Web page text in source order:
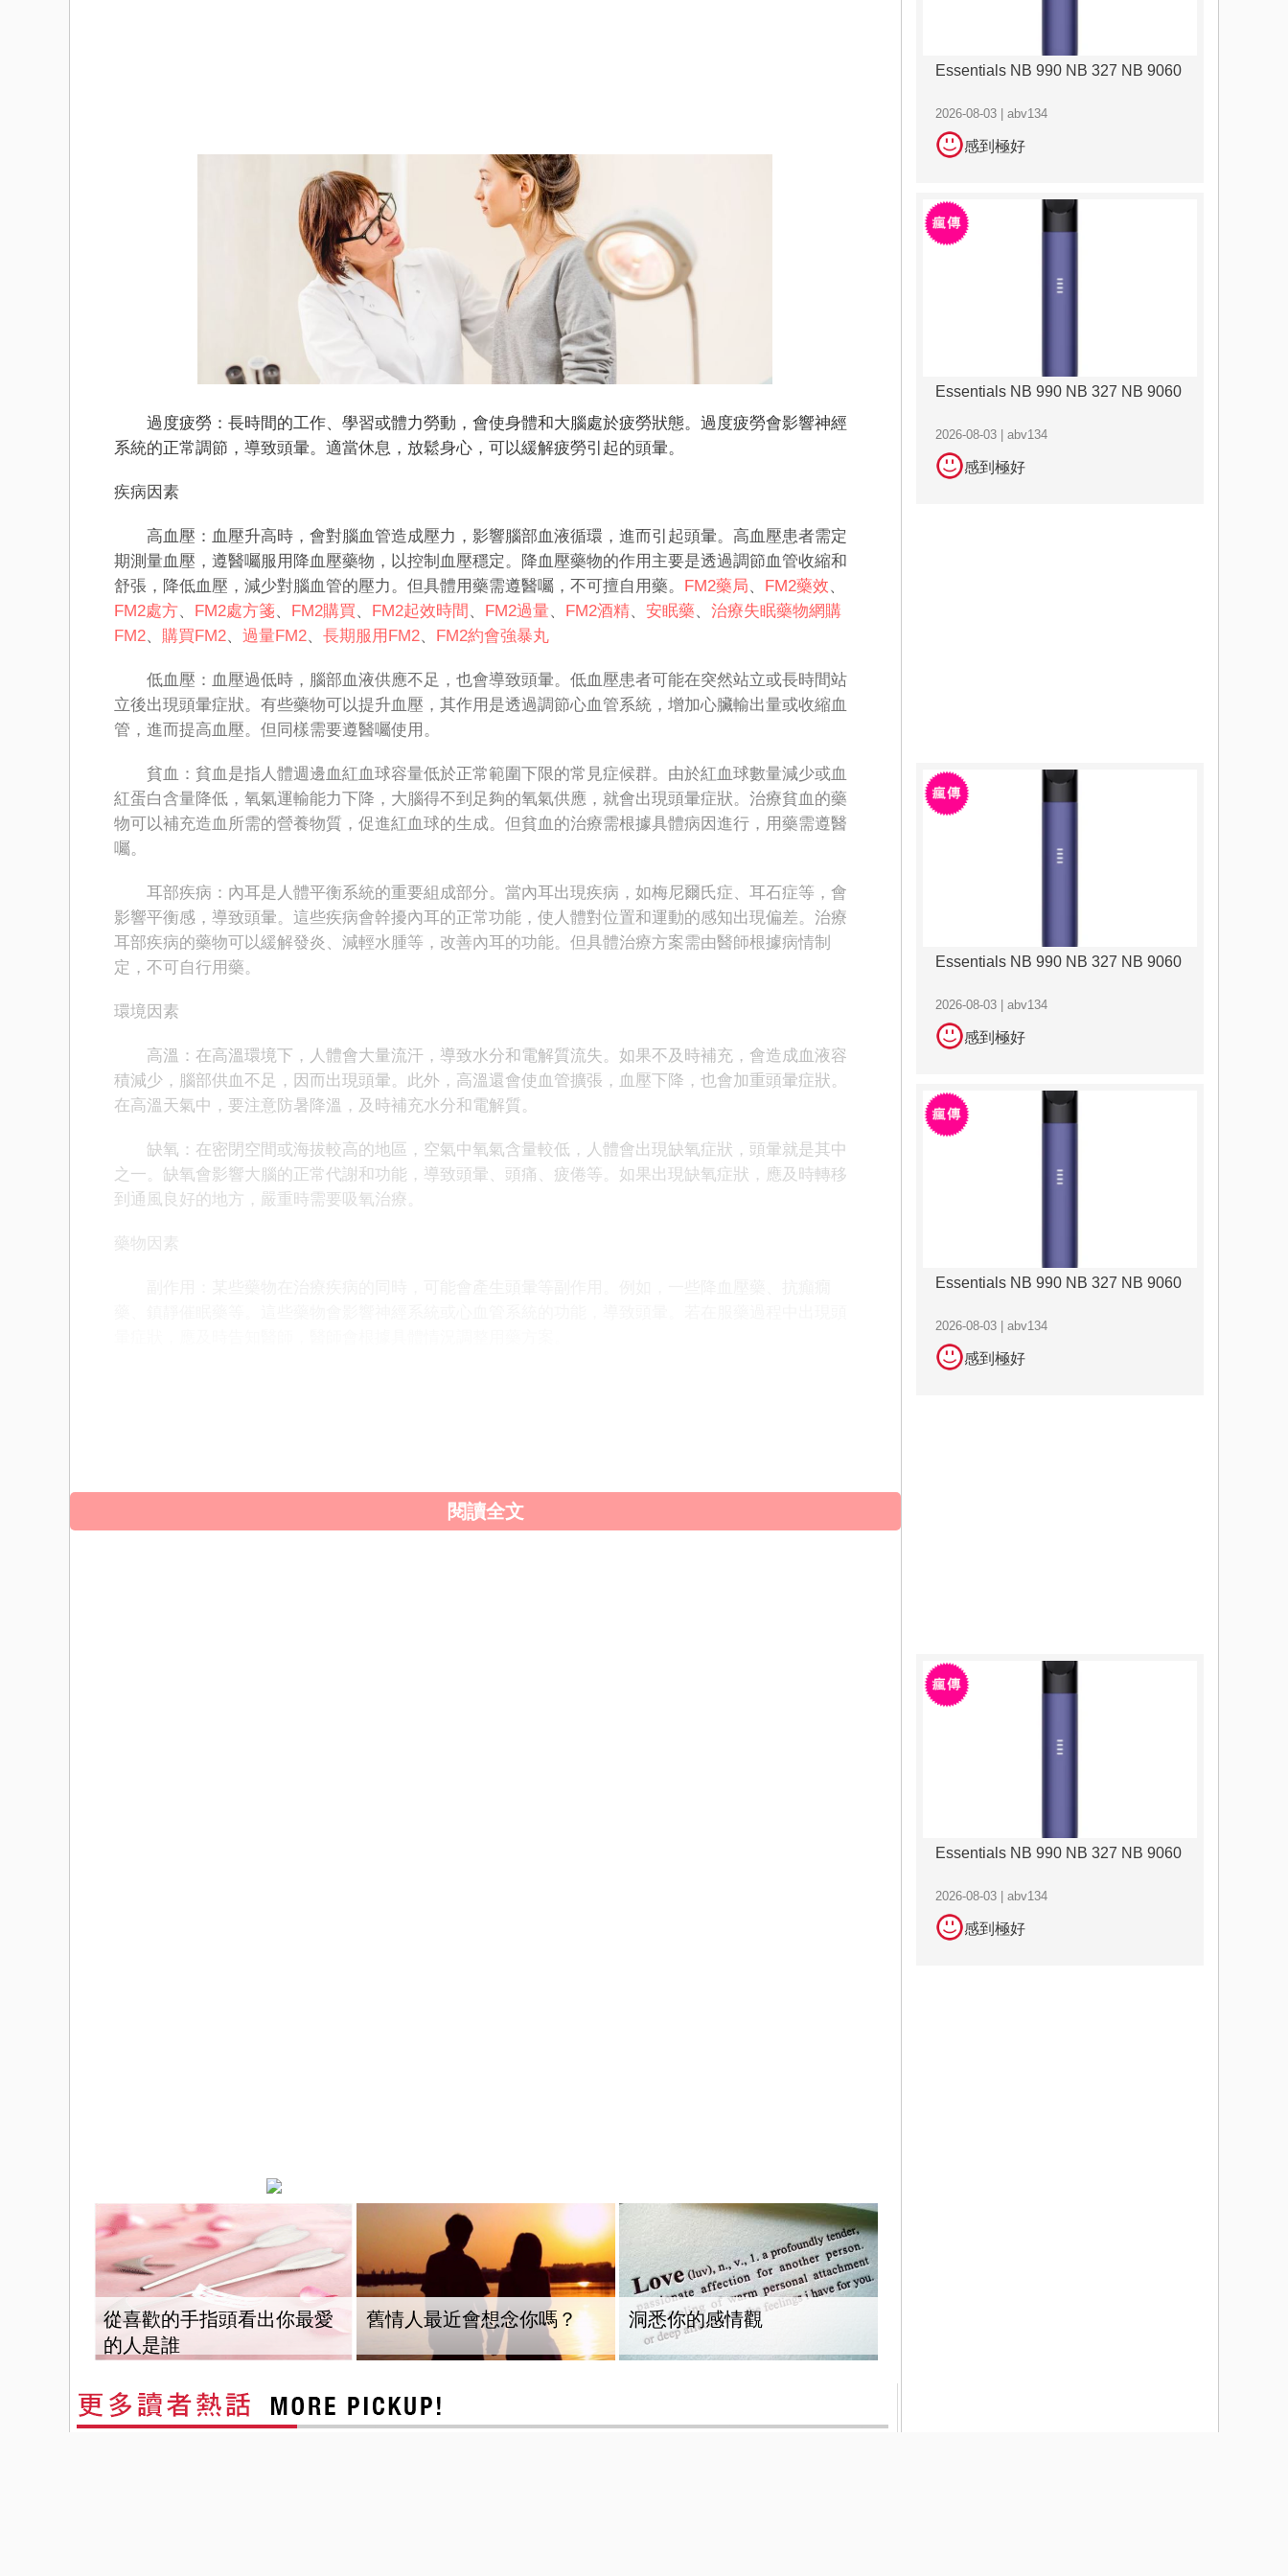
過度疲勞：長時間的工作、學習或體力勞動，會使身體和大腦處於疲勞狀態。過度疲勞會影響神經
系統的正常調節，導致頭暈。適當休息，放鬆身心，可以緩解疲勞引起的頭暈。
疾病因素
高血壓：血壓升高時，會對腦血管造成壓力，影響腦部血液循環，進而引起頭暈。高血壓患者需定
期測量血壓，遵醫囑服用降血壓藥物，以控制血壓穩定。降血壓藥物的作用主要是透過調節血管收縮和
舒張，降低血壓，減少對腦血管的壓力。但具體用藥需遵醫囑，不可擅自用藥。 FM2藥局、 FM2藥效、
FM2處方、 FM2處方箋、 FM2購買、 FM2起效時間 、 FM2過量、 FM2酒精、 安眠藥、 治療失眠藥物網購
FM2、 購買FM2、 過量FM2、 長期服用FM2、 FM2約會強暴丸
低血壓：血壓過低時，腦部血液供應不足，也會導致頭暈。低血壓患者可能在突然站立或長時間站
立後出現頭暈症狀。有些藥物可以提升血壓，其作用是透過調節心血管系統，增加心臟輸出量或收縮血
管，進而提高血壓。但同樣需要遵醫囑使用。
貧血：貧血是指人體​​週邊血紅血球容量低於正常範圍下限的常見症候群。由於紅血球數量減少或血
紅蛋白含量降低，氧氣運輸能力下降，大腦得不到足夠的氧氣供應，就會出現頭暈症狀。治療貧血的藥
物可以補充造血所需的營養物質，促進紅血球的生成。但貧血的治療需根據具體病因進行，用藥需遵醫
囑。
耳部疾病：內耳是人體平衡系統的重要組成部分。當內耳出現疾病，如梅尼爾氏症、耳石症等，會
影響平衡感，導致頭暈。這些疾病會幹擾內耳的正常功能，使人體對位置和運動的感知出現偏差。治療
耳部疾病的藥物可以緩解發炎、減輕水腫等，改善內耳的功能。但具體治療方案需由醫師根據病情制
定，不可自行用藥。
環境因素
高溫：在高溫環境下，人體會大量流汗，導致水分和電解質流失。如果不及時補充，會造成血液容
積減少，腦部供血不足，因而出現頭暈。此外，高溫還會使血管擴張，血壓下降，也會加重頭暈症狀。
在高溫天氣中，要注意防暑降溫，及時補充水分和電解質。
缺氧：在密閉空間或海拔較高的地區，空氣中氧氣含量較低，人體會出現缺氧症狀，頭暈就是其中
之一。缺氧會影響大腦的正常代謝和功能，導致頭暈、頭痛、疲倦等。如果出現缺氧症狀，應及時轉移
到通風良好的地方，嚴重時需要吸氧治療。
藥物因素
閱讀全文
從喜歡的手指頭看出你最愛
的人是誰
舊情人最近會想念你嗎？ 洞悉你的感情觀
Essentials NB 990 NB 327 NB 9060
2026-08-03 | abv134
感到極好
Essentials NB 990 NB 327 NB 9060
2026-08-03 | abv134
感到極好
Essentials NB 990 NB 327 NB 9060
2026-08-03 | abv134
感到極好
Essentials NB 990 NB 327 NB 9060
2026-08-03 | abv134
感到極好
Essentials NB 990 NB 327 NB 9060
2026-08-03 | abv134
感到極好